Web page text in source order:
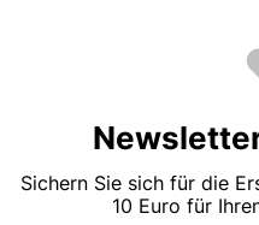
Sichern Sie sich für die
10 Euro für